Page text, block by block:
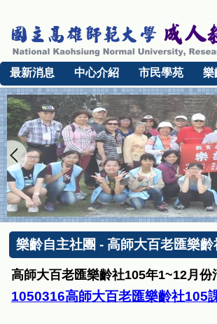
最新消息 中心介紹 市民學苑 樂
樂齡自主社團 - 高師大百老匯樂齡
高師大百老匯樂齡社105年1~12月份
1050316高師大百老匯樂齡社105